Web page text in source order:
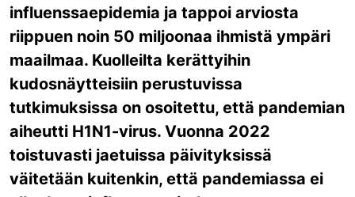
influenssaepidemia ja tappoi arviosta
riippuen noin 50 miljoonaa ihmistä ympäri
maailmaa. Kuolleilta kerättyihin
kudosnäytteisiin perustuvissa
tutkimuksissa on osoitettu, että pandemian
aiheutti H1N1-virus. Vuonna 2022
toistuvasti jaetuissa päivityksissä
väitetään kuitenkin, että pandemiassa ei